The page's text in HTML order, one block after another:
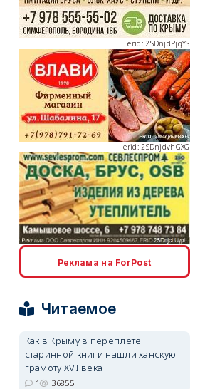
erid: 2SDnjdPjgYS
erid: 2SDnjdvhGXG
erid: 2SDnjcLUypt
erid: 2SDnjcrDNw6
Реклама на ForPost
Читаемое
Как в Крыму в переплёте
старинной книги нашли ханскую
грамоту XVI века
1 36855